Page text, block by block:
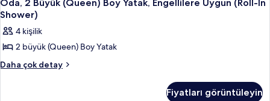
Oda, 2 Büyük (Queen) Boy Yatak, Engellilere Uygun (Roll-In
Shower)
4 kişilik
2 büyük (Queen) Boy Yatak
Daha çok detay
Oda,
Fiyatları görüntüleyin